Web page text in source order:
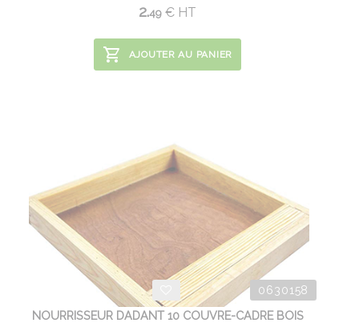
2.49 € HT
AJOUTER AU PANIER
0630158
NOURRISSEUR DADANT 10 COUVRE-CADRE BOIS